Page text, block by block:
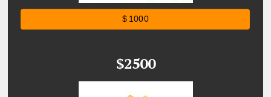
$ 1000
$2500